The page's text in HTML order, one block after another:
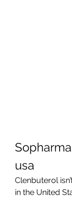
usa
Clenbuterol
in the United